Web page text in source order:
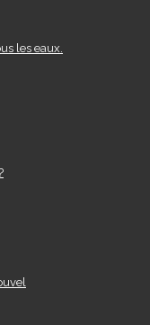
les eaux.